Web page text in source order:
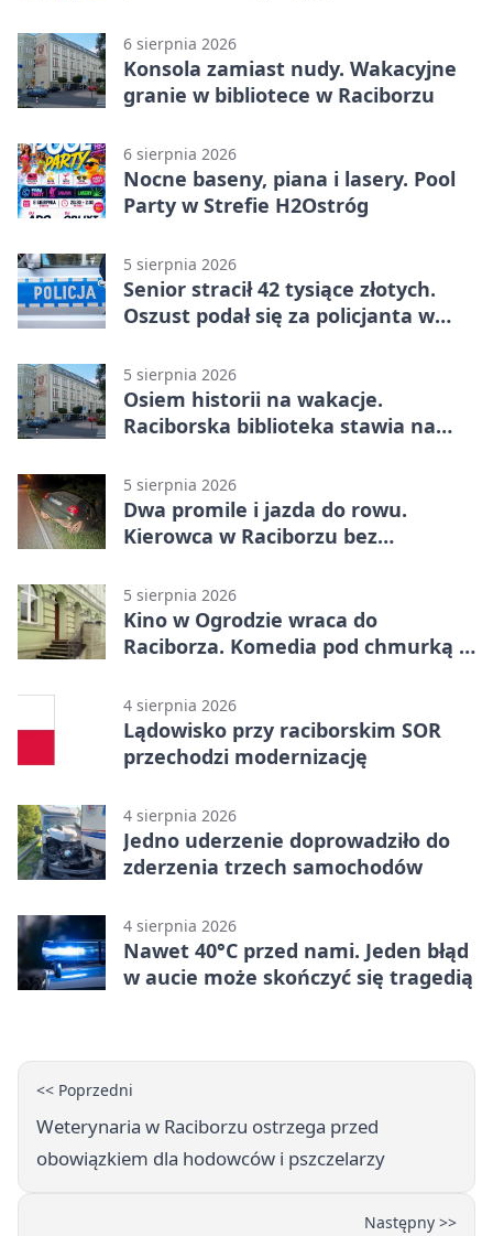
6 sierpnia 2026
Konsola zamiast nudy. Wakacyjne
granie w bibliotece w Raciborzu
6 sierpnia 2026
Nocne baseny, piana i lasery. Pool
Party w Strefie H2Ostróg
5 sierpnia 2026
Senior stracił 42 tysiące złotych.
Oszust podał się za policjanta w
5 sierpnia 2026
Osiem historii na wakacje.
Raciborska biblioteka stawia na
5 sierpnia 2026
Dwa promile i jazda do rowu.
Kierowca w Raciborzu bez
5 sierpnia 2026
Kino w Ogrodzie wraca do
Raciborza. Komedia pod chmurką w
4 sierpnia 2026
Lądowisko przy raciborskim SOR
przechodzi modernizację
4 sierpnia 2026
Jedno uderzenie doprowadziło do
zderzenia trzech samochodów
4 sierpnia 2026
Nawet 40°C przed nami. Jeden błąd
w aucie może skończyć się tragedią
<< Poprzedni
Weterynaria w Raciborzu ostrzega przed
obowiązkiem dla hodowców i pszczelarzy
Następny >>